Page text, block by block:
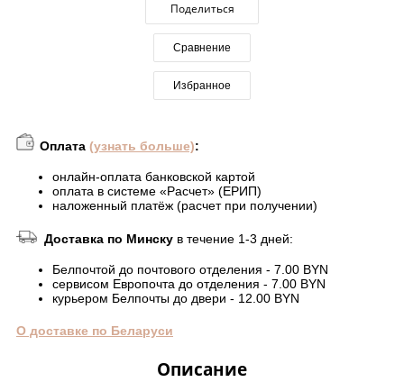
Поделиться
Сравнение
Избранное
Оплата (узнать больше):
онлайн-оплата банковской картой
оплата в системе «Расчет» (ЕРИП)
наложенный платёж (расчет при получении)
Доставка по Минску в течение 1-3 дней:
Белпочтой до почтового отделения - 7.00 BYN
сервисом Европочта до отделения - 7.00 BYN
курьером Белпочты до двери - 12.00 BYN
О доставке по Беларуси
Описание